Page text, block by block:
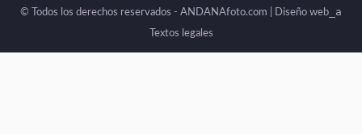
© Todos los derechos reservados - ANDANAfoto.com | Diseño web _a
Textos legales